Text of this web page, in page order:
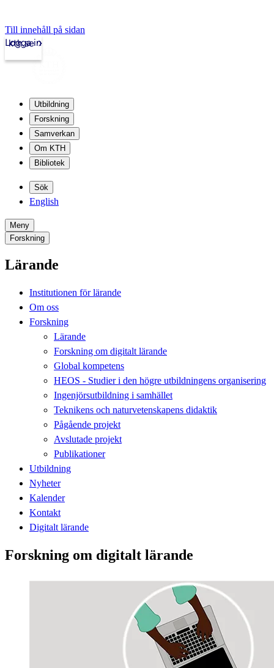
Till innehåll på sidan
kth.se
Logga in
Utbildning
Forskning
Samverkan
Om KTH
Bibliotek
Sök
English
Meny
Forskning
Lärande
Institutionen för lärande
Om oss
Forskning
Lärande
Forskning om digitalt lärande
Global kompetens
HEOS - Studier i den högre utbildningens organisering
Ingenjörsutbildning i samhället
Teknikens och naturvetenskapens didaktik
Pågående projekt
Avslutade projekt
Publikationer
Utbildning
Nyheter
Kalender
Kontakt
Digitalt lärande
Forskning om digitalt lärande